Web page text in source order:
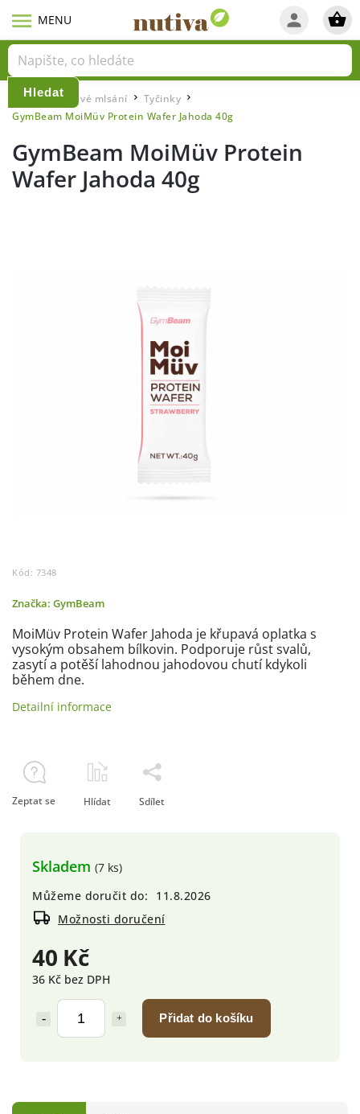
Hledat
Domů / Zdravé mlsání Tyčinky /
GymBeam MoiMüv Protein Wafer Jahoda 40g
GymBeam MoiMüv Protein
Wafer Jahoda 40g
Kód: 7348
Značka: GymBeam
40 Kč
36 Kč bez DPH
Přidat do košíku
Skladem (7 ks)
Můžeme doručit do:
11.8.2026
Možnosti doručení
MoiMüv Protein Wafer Jahoda je křupavá oplatka s
vysokým obsahem bílkovin. Podporuje růst svalů,
zasytí a potěší lahodnou jahodovou chutí kdykoli
během dne.
Detailní informace
Zeptat se Hlídat Sdílet